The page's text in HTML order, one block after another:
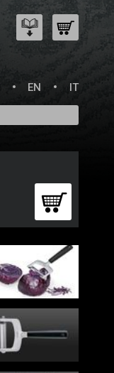
EN IT